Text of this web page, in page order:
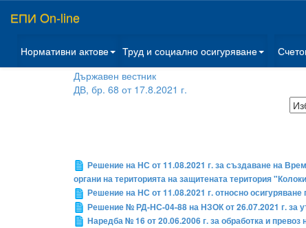
ЕПИ On-line
Нормативни актове Труд и социално осигуряване
Държавен вестник
ДВ, бр. 68 от 17.8.2021 г.
Решение на НС от 11.08.2021 г. за създаване на
органи на територията на защитената територия
Решение на НС от 11.08.2021 г. относно
Решение № РД-НС-04-88 на НЗОК от 26.07.2021 г. за
Наредба № 16 от 20.06.2006 г. за обработка и